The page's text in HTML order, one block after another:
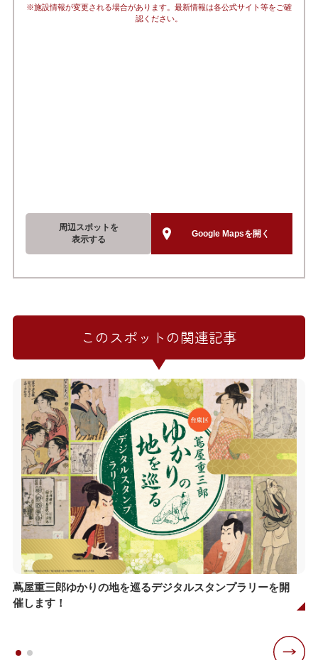
※施設情報が変更される場合があります。最新情報は各公式サイト等をご確
認ください。
周辺スポットを
表示する
Google Mapsを開く
このスポットの関連記事
蔦屋重三郎ゆかりの地を巡るデジタルスタンプラリーを開
催します！